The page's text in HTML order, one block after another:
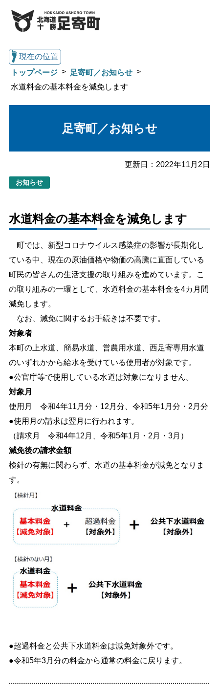
足寄町について
文字サイズ
標準 拡大
色合い
リセット
閉じる
現在の位置
トップページ
足寄町／お知らせ
水道料金の基本料金を減免します
足寄町／お知らせ
お知らせ
更新日： 2022年11月2日
水道料金の基本料金を減免します
町では、新型コロナウイルス感染症の影響が長期化し
ている中、現在の原油価格や物価の高騰に直面している
町民の皆さんの生活支援の取り組みを進めています。こ
の取り組みの一環として、水道料金の基本料金を4カ月間
減免します。
なお、減免に関するお手続きは不要です。
対象者
本町の上水道、簡易水道、営農用水道、西足寄専用水道
のいずれかから給水を受けている使用者が対象です。
●公官庁等で使用している水道は対象になりません。
対象月
使用月 令和4年11月分・12月分、令和5年1月分・2月分
●使用月の請求は翌月に行われます。
（請求月 令和4年12月、令和5年1月・2月・3月）
減免後の請求金額
検針の有無に関わらず、水道の基本料金が減免となりま
す。
●超過料金と公共下水道料金は減免対象外です。
●令和5年3月分の料金から通常の料金に戻ります。